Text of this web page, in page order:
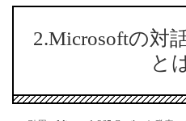
2.Microsoftの対
と